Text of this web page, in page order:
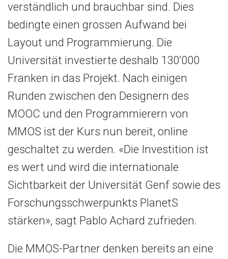
verständlich und brauchbar sind. Dies
bedingte einen grossen Aufwand bei
Layout und Programmierung. Die
Universität investierte deshalb 130’000
Franken in das Projekt. Nach einigen
Runden zwischen den Designern des
MOOC und den Programmierern von
MMOS ist der Kurs nun bereit, online
geschaltet zu werden. «Die Investition ist
es wert und wird die internationale
Sichtbarkeit der Universität Genf sowie des
Forschungsschwerpunkts PlanetS
stärken», sagt Pablo Achard zufrieden.
Die MMOS-Partner denken bereits an eine